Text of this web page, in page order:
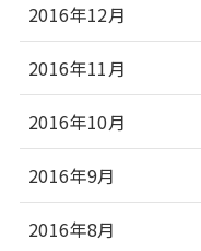
2016年12月
2016年11月
2016年10月
2016年9月
2016年8月